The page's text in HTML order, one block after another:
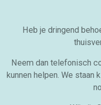
Heb je dringend
Neem dan telefonisch
kunnen helpen. We staan